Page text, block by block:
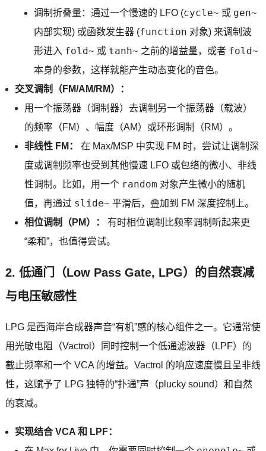
调制折叠量：通过一个慢速的 LFO (cycle~ 或 gen~
内部实现) 或函数发生器 (function 对象) 来调制波
形进入 fold~ 或 tanh~ 之前的增益量，或者 fold~
本身的参数，这样就能产生动态变化的音色。
交叉调制（FM/AM/RM）：
用一个振荡器（调制器）去调制另一个振荡器（载波）
的频率（FM）、幅度（AM）或环形调制（RM）。
非线性 FM：
在 Max/MSP 中实现 FM 时，尝试让调制深
度或调制频率也受到其他慢速 LFO 或包络的微小、非线
性调制。比如，用一个 random 对象产生微小的随机
值，再通过 slide~ 平滑后，叠加到 FM 深度控制上。
相位调制（PM）：
有时相位调制比频率调制听起来更
“柔和”，也值得尝试。
2. 低通门（Low Pass Gate, LPG）的自然衰减
与电压敏感性
LPG 是西海岸合成器声音“有机”感的核心组件之一。它通常使
用光敏电阻（Vactrol）同时控制一个低通滤波器（LPF）的
截止频率和一个 VCA 的增益。Vactrol 的响应速度慢且呈非线
性，这赋予了 LPG 独特的“扑通”声（plucky sound）和自然
的衰减。
实现结合 VCA 和 LPF：